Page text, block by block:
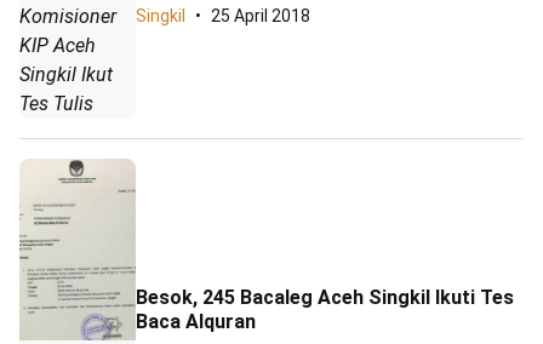
Komisioner
KIP Aceh
Singkil Ikut
Tes Tulis
Singkil 25 April 2018
Besok, 245 Bacaleg Aceh Singkil Ikuti Tes
Baca Alquran